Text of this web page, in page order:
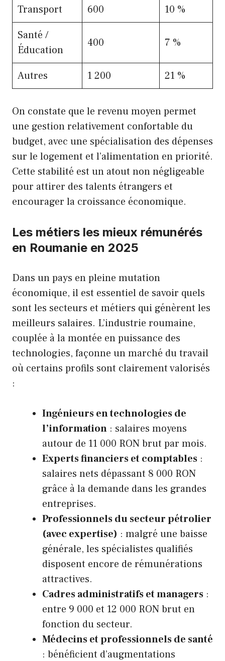
Transport
600
10 %
Santé /
Éducation
400 7 %
Autres 1 200 21 %
On constate que le revenu moyen permet
une gestion relativement confortable du
budget, avec une spécialisation des dépenses
sur le logement et l’alimentation en priorité.
Cette stabilité est un atout non négligeable
pour attirer des talents étrangers et
encourager la croissance économique.
Les métiers les mieux rémunérés
en Roumanie en 2025
Dans un pays en pleine mutation
économique, il est essentiel de savoir quels
sont les secteurs et métiers qui génèrent les
meilleurs salaires. L’industrie roumaine,
couplée à la montée en puissance des
technologies, façonne un marché du travail
où certains profils sont clairement valorisés
:
Ingénieurs en technologies de
l’information : salaires moyens
autour de 11 000 RON brut par mois.
Experts financiers et comptables :
salaires nets dépassant 8 000 RON
grâce à la demande dans les grandes
entreprises.
Professionnels du secteur pétrolier
(avec expertise) : malgré une baisse
générale, les spécialistes qualifiés
disposent encore de rémunérations
attractives.
Cadres administratifs et managers :
entre 9 000 et 12 000 RON brut en
fonction du secteur.
Médecins et professionnels de santé
: bénéficient d’augmentations